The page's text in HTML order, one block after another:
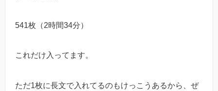
541枚（2時間34分）
これだけ入ってます。
ただ1枚に長文で入れてるのもけっこうあるから、ぜ